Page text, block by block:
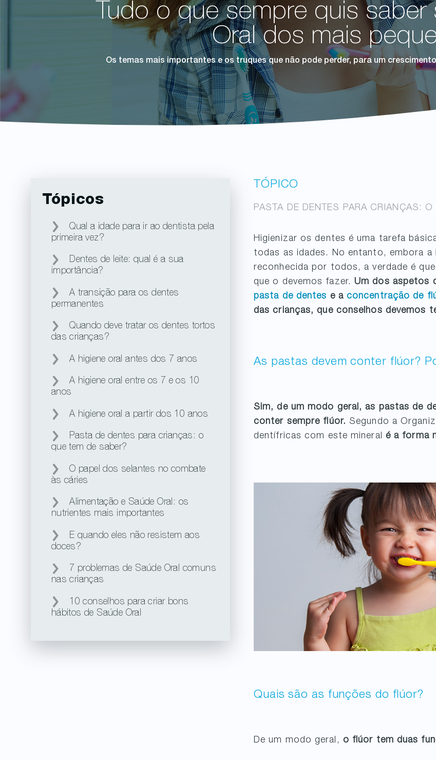
Tudo o que sempre quis
Oral dos mais
Os temas mais importantes e os truques que não pode perder, para um
TÓPICO
PASTA DE DENTES PARA CRIANÇAS:
Higienizar os dentes é uma tarefa
todas as idades. No entanto, embora a
reconhecida por todos, a verdade é
que o devemos fazer.Um dos aspetos
pasta de dentes e a concentração de
das crianças, que conselhos devemos
As pastas devem conter flúor?
Sim, de um modo geral, as pastas de
conter sempre flúor. Segundo a
dentífricas com este mineral é a forma
Quais são as funções do flúor?
De um modo geral, o flúor tem duas
Tópicos
Qual a idade para ir ao dentista pela
primeira vez?
Dentes de leite: qual é a sua
importância?
A transição para os dentes
permanentes
Quando deve tratar os dentes tortos
das crianças?
A higiene oral antes dos 7 anos
A higiene oral entre os 7 e os 10
anos
A higiene oral a partir dos 10 anos
Pasta de dentes para crianças: o
que tem de saber?
O papel dos selantes no combate
às cáries
Alimentação e Saúde Oral: os
nutrientes mais importantes
E quando eles não resistem aos
doces?
7 problemas de Saúde Oral comuns
nas crianças
10 conselhos para criar bons
hábitos de Saúde Oral